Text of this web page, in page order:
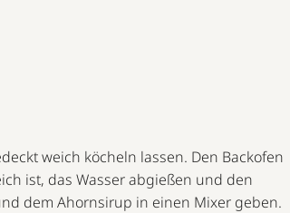
weich köcheln lassen. Den Backofen
ist, das Wasser abgießen und den
dem Ahornsirup in einen Mixer geben.